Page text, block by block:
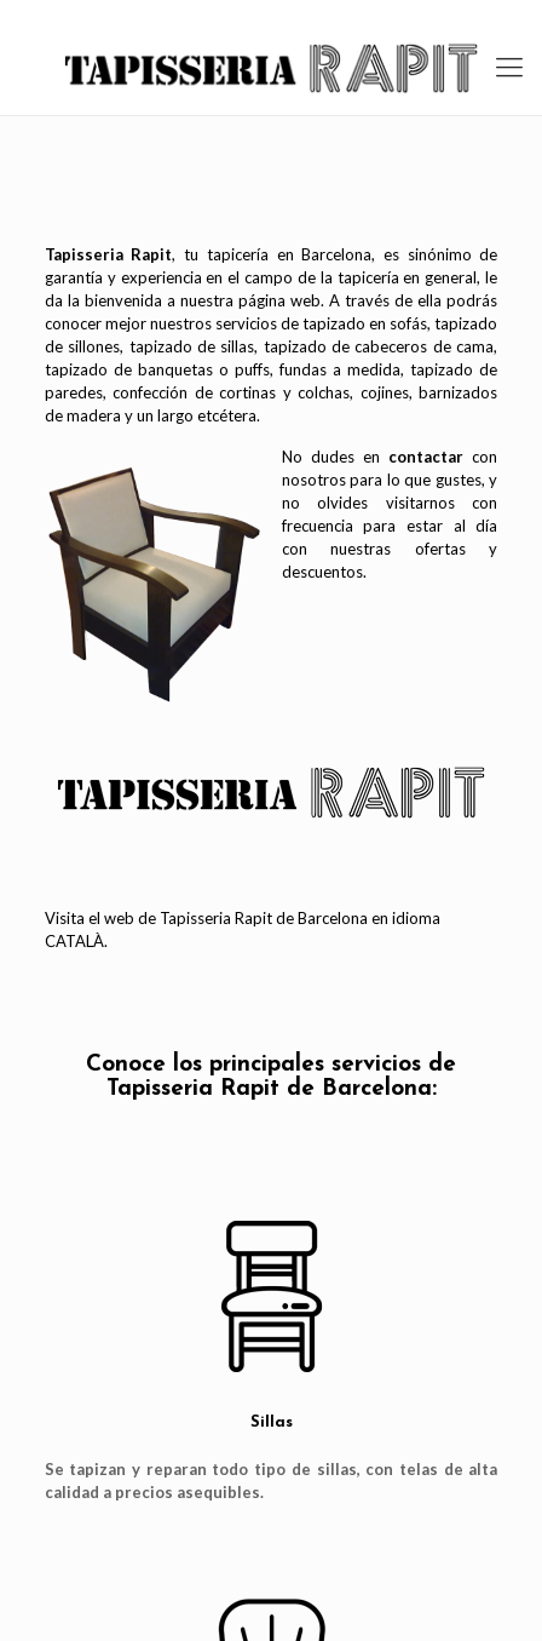
Tapisseria Rapit, tu tapicería en Barcelona, es sinónimo de
garantía y experiencia en el campo de la tapicería en general, le
da la bienvenida a nuestra página web. A través de ella podrás
conocer mejor nuestros servicios de tapizado en sofás, tapizado
de sillones, tapizado de sillas, tapizado de cabeceros de cama,
tapizado de banquetas o puffs, fundas a medida, tapizado de
paredes, confección de cortinas y colchas, cojines, barnizados
de madera y un largo etcétera.
No dudes en contactar con
nosotros para lo que gustes, y
no olvides visitarnos con
frecuencia para estar al día
con nuestras ofertas y
descuentos.
Visita el web de Tapisseria Rapit de Barcelona en idioma
CATALÀ.
Conoce los principales servicios de
Tapisseria Rapit de Barcelona:
Sillas
Se tapizan y reparan todo tipo de sillas, con telas de alta
calidad a precios asequibles.